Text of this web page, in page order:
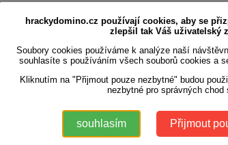
hrackydomino.cz používají cookies, aby se
zlepšil tak Váš uživatelský
Soubory cookies používáme k analýze naší
souhlasíte s používáním všech souborů cookies a
Kliknutím na "Přijmout pouze nezbytné" budou
nezbytné pro správných chod
souhlasím Přijmout